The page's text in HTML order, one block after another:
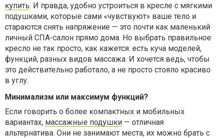
купить. И правда, удобно устроиться в кресле с мягкими
подушками, которые сами «чувствуют» ваше тело и
стараются снять напряжение — это почти как маленький
личный СПА-салон прямо дома. Но выбрать правильное
кресло не так просто, как кажется: есть куча моделей,
функций, разных видов массажа. И хочется ведь, чтобы
это действительно работало, а не просто стояло красиво
в углу.
Минимализм или максимум функций?
Если говорить о более компактных и мобильных
вариантах, массажные подушки — отличная
альтернатива. Они не занимают места, их можно брать с